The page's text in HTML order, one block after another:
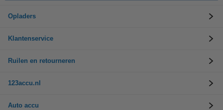
Opladers
Klantenservice
Ruilen en retourneren
123accu.nl
Auto accu